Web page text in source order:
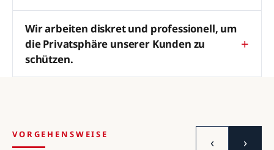
Wir arbeiten diskret und professionell, um
die Privatsphäre unserer Kunden zu
schützen.
VORGEHENSWEISE ‹ ›